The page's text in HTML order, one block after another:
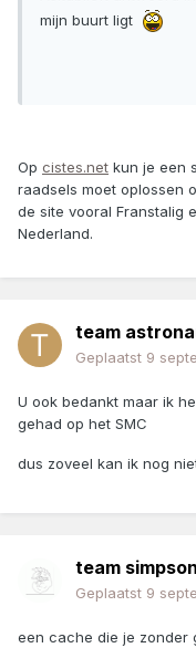
mijn buurt ligt
Op cistes.net kun je een
raadsels moet oplossen
de site vooral Franstalig
Nederland.
team
Geplaatst 9
U ook bedankt maar ik
gehad op het SMC
dus zoveel kan ik nog
team simpson
Geplaatst 9
een cache die je zonder